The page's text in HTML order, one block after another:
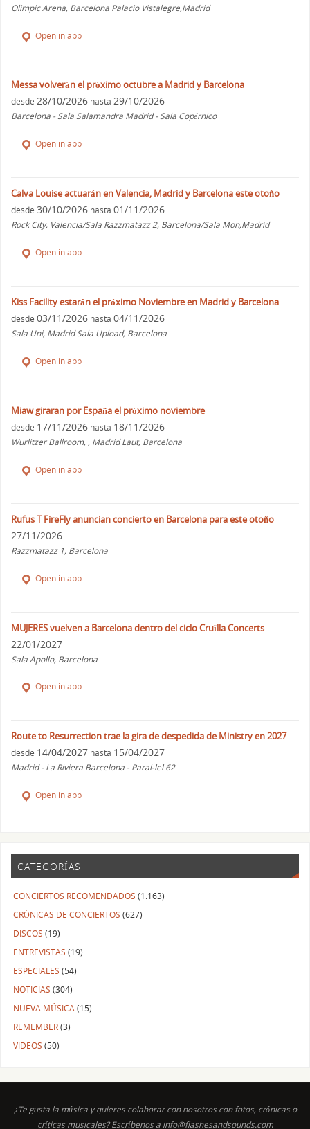
Olimpic Arena, Barcelona Palacio Vistalegre,Madrid
Open in app
Messa volverán el próximo octubre a Madrid y Barcelona
desde 28/10/2026 hasta 29/10/2026
Barcelona - Sala Salamandra Madrid - Sala Copérnico
Open in app
Calva Louise actuarán en Valencia, Madrid y Barcelona este otoño
desde 30/10/2026 hasta 01/11/2026
Rock City, Valencia/Sala Razzmatazz 2, Barcelona/Sala Mon,Madrid
Open in app
Kiss Facility estarán el próximo Noviembre en Madrid y Barcelona
desde 03/11/2026 hasta 04/11/2026
Sala Uni, Madrid Sala Upload, Barcelona
Open in app
Miaw giraran por España el próximo noviembre
desde 17/11/2026 hasta 18/11/2026
Wurlitzer Ballroom, , Madrid Laut, Barcelona
Open in app
Rufus T FireFly anuncian concierto en Barcelona para este otoño
27/11/2026
Razzmatazz 1, Barcelona
Open in app
MUJERES vuelven a Barcelona dentro del ciclo Cruïlla Concerts
22/01/2027
Sala Apollo, Barcelona
Open in app
Route to Resurrection trae la gira de despedida de Ministry en 2027
desde 14/04/2027 hasta 15/04/2027
Madrid - La Riviera Barcelona - Paral-lel 62
Open in app
CATEGORÍAS
CONCIERTOS RECOMENDADOS (1.163)
CRÓNICAS DE CONCIERTOS (627)
DISCOS (19)
ENTREVISTAS (19)
ESPECIALES (54)
NOTICIAS (304)
NUEVA MÚSICA(15)
REMEMBER(3)
VIDEOS (50)
¿Te gusta la música y quieres colaborar con nosotros con fotos, crónicas o
críticas musicales? Escríbenos a info@flashesandsounds.com